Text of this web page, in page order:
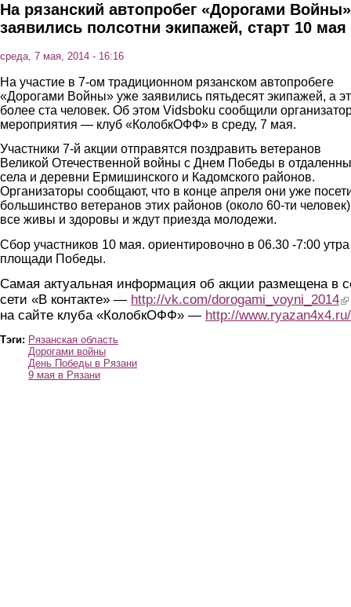
На рязанский автопробег «Дорогами Войны»
заявились полсотни экипажей, старт 10 мая
среда, 7 мая, 2014 - 16:16
На участие в 7-ом традиционном рязанском автопробеге
«Дорогами Войны» уже заявились пятьдесят экипажей, а
более ста человек. Об этом Vidsboku сообщили
мероприятия — клуб «КолобкОФФ» в среду, 7 мая.
Участники 7-й акции отправятся поздравить ветеранов
Великой Отечественной войны с Днем Победы в
села и деревни Ермишинского и Кадомского районов.
Организаторы сообщают, что в конце апреля они уже
большинство ветеранов этих районов (около 60-ти
все живы и здоровы и ждут приезда молодежи.
Сбор участников 10 мая. ориентировочно в 06.30 -7:00
площади Победы.
Самая актуальная информация об акции размещена в
сети «В контакте» — http://vk.com/dorogami_voyni_2014
на сайте клуба «КолобкОФФ» — http://www.ryazan4x4.ru/
Тэги: Рязанская область
Дорогами войны
День Победы в Рязани
9 мая в Рязани